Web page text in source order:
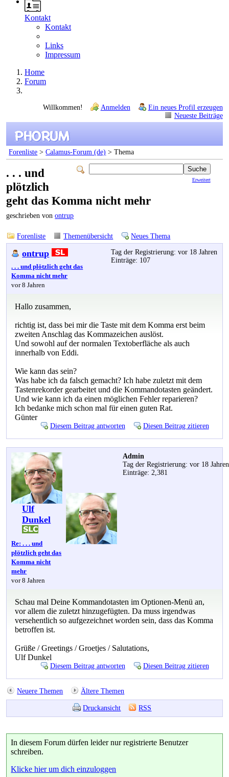
Kontakt
Kontakt
Links
Impressum
Home
Forum
Willkommen! Anmelden
Ein neues Profil erzeugen
Neueste Beiträge
Forenliste >Calamus-Forum (de) > Thema
Erweitert
. . . und
plötzlich
geht das Komma nicht mehr
geschrieben vonontrup
Forenliste Themenübersicht Neues Thema
ontrup
. . . und plötzlich geht das
Komma nicht mehr
vor 8 Jahren
Tag der Registrierung: vor 18 Jahren
Einträge: 107
Hallo zusammen,
richtig ist, dass bei mir die Taste mit dem Komma erst beim
zweiten Anschlag das Kommazeichen auslöst.
Und sowohl auf der normalen Textoberfläche als auch
innerhalb von Eddi.
Wie kann das sein?
Was habe ich da falsch gemacht? Ich habe zuletzt mit dem
Tastenrekorder gearbeitet und die Kommandotasten geändert.
Und wie kann ich da einen möglichen Fehler reparieren?
Ich bedanke mich schon mal für einen guten Rat.
Günter
Diesem Beitrag antworten Diesen Beitrag zitieren
Ulf
Dunkel
Re: . . . und
plötzlich geht das
Komma nicht
mehr
vor 8 Jahren
Admin
Tag der Registrierung: vor 18 Jahren
Einträge: 2,381
Schau mal Deine Kommandotasten im Optionen-Menü an,
vor allem die zuletzt hinzugefügten. Da muss irgendwas
versehentlich so aufgezeichnet worden sein, dass das Komma
betroffen ist.
Grüße / Greetings / Groetjes / Salutations,
Ulf Dunkel
Diesem Beitrag antworten Diesen Beitrag zitieren
Neuere Themen Ältere Themen
Druckansicht RSS
In diesem Forum dürfen leider nur registrierte Benutzer
schreiben.
Klicke hier um dich einzuloggen